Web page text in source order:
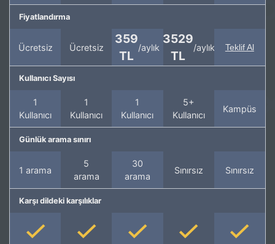
Fiyatlandırma
Ücretsiz Ücretsiz
359
TL
/aylık
3529
TL
/aylık Teklif Al
Kullanıcı Sayısı
1
Kullanıcı
1
Kullanıcı
1
Kullanıcı
5+
Kullanıcı
Kampüs
Günlük arama sınırı
1 arama
5
arama
30
arama
Sınırsız Sınırsız
Karşı dildeki karşılıklar